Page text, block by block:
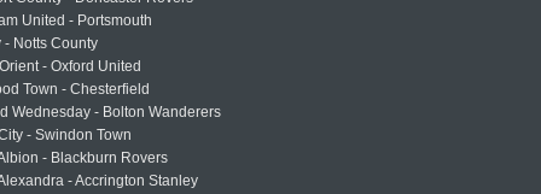
United - Portsmouth
- Notts County
- Oxford United
Town - Chesterfield
Wednesday - Bolton Wanderers
- Swindon Town
- Blackburn Rovers
- Accrington Stanley